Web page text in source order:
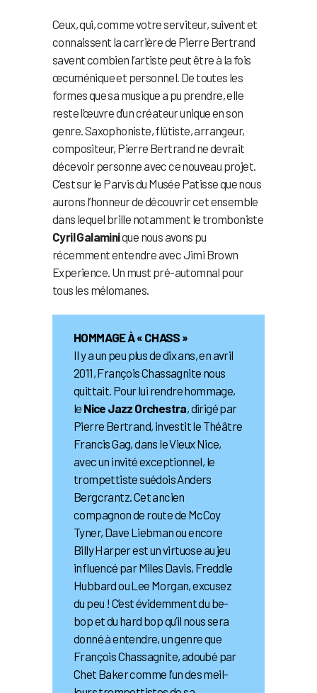
Ceux, qui, comme votre serviteur, suivent et
connaissent la carrière de Pierre Bertrand
savent combien l’artiste peut être à la fois
œcuménique et personnel. De toutes les
formes que sa musique a pu prendre, elle
reste l’œuvre d’un créateur unique en son
genre. Saxophoniste, flûtiste, arrangeur,
compositeur, Pierre Bertrand ne devrait
décevoir personne avec ce nouveau projet.
C’est sur le Parvis du Musée Patisse que nous
aurons l’honneur de découvrir cet ensemble
dans lequel brille notamment le tromboniste
Cyril Galaminique nous avons pu
récemment entendre avec Jimi Brown
Experience. Un must pré-automnal pour
tous les mélomanes.
HOMMAGE À « CHASS »
Il y a un peu plus de dix ans, en avril
2011, François Chassagnite nous
quittait. Pour lui rendre hommage,
le Nice Jazz Orchestra, dirigé par
Pierre Bertrand, investit le Théâtre
Francis Gag, dans le Vieux Nice,
avec un invité exceptionnel, le
trompettiste suédois Anders
Bergcrantz. Cet ancien
compagnon de route de McCoy
Tyner, Dave Liebman ou encore
Billy Harper est un virtuose au jeu
influencé par Miles Davis, Freddie
Hubbard ou Lee Morgan, excusez
du peu ! C’est évidemment du be-
bop et du hard bop qu’il nous sera
donné à entendre, un genre que
François Chassagnite, adoubé par
Chet Baker comme l’un des meil-